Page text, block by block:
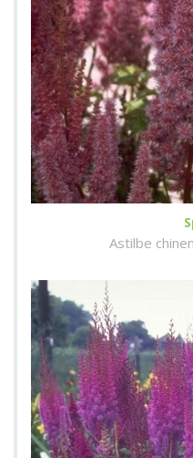
Astilbe